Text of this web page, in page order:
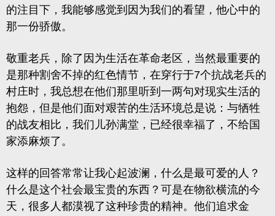
的注目下，我能够感觉到因为我们的看望，他心中的
那一份骄傲。
敬重老兵，除了因为生活在革命老区，当然最重要的
是那种割舍不掉的红色情节，在穿行于7个抗战老兵的
村庄时，我总想在他们那里听到一两句对现实生活的
抱怨，但是他们面对艰苦的生活环境总是说：与牺牲
的战友相比，我们儿孙满堂，已经很幸福了，不给国
家添麻烦了。
这样的回答常常让我心起波澜，什么是最可爱的人？
什么是这个社会最宝贵的东西？可是在物欲横流的今
天，很多人都漠视了这种珍贵的精神。他们追求金